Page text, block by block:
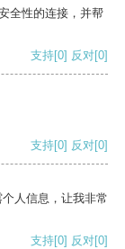
全性的连接，并帮
支持[0] 反对[0]
支持[0] 反对[0]
人信息，让我非常
支持[0] 反对[0]